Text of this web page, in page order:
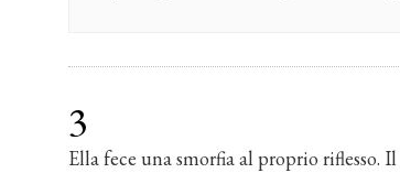
3
Ella fece una smorfia al proprio riflesso.